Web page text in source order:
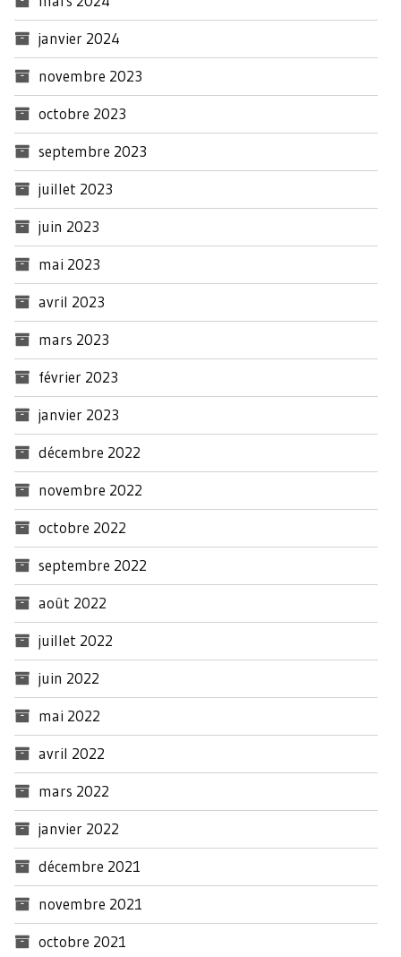
janvier 2024
novembre 2023
octobre 2023
septembre 2023
juillet 2023
juin 2023
mai 2023
avril 2023
mars 2023
février 2023
janvier 2023
décembre 2022
novembre 2022
octobre 2022
septembre 2022
août 2022
juillet 2022
juin 2022
mai 2022
avril 2022
mars 2022
janvier 2022
décembre 2021
novembre 2021
octobre 2021